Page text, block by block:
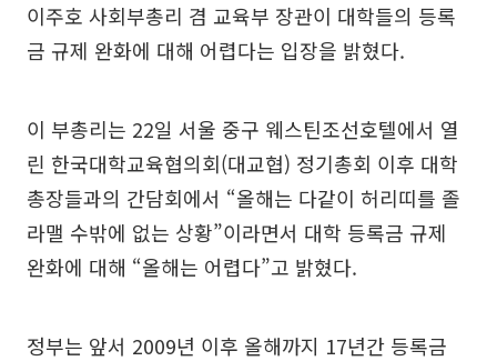
이주호 사회부총리 겸 교육부 장관이 대학들의 등록
금 규제 완화에 대해 어렵다는 입장을 밝혔다.
이 부총리는 22일 서울 중구 웨스틴조선호텔에서 열
린 한국대학교육협의회(대교협) 정기총회 이후 대학
총장들과의 간담회에서 “올해는 다같이 허리띠를 졸
라맬 수밖에 없는 상황”이라면서 대학 등록금 규제
완화에 대해 “올해는 어렵다”고 밝혔다.
정부는 앞서 2009년 이후 올해까지 17년간 등록금